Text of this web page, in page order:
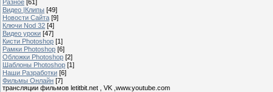
Разное [61]
Видео |Клипы [49]
Новости Сайта [9]
Ключи Nod 32 [4]
Видео уроки [47]
Кисти Photoshop [1]
Рамки Photoshop [6]
Обложки Photoshop [2]
Шаблоны Photoshop [1]
Наши Разработки [6]
Фильмы Онлайн [7]
трансляции фильмов letitbit.net , VK ,www.youtube.com